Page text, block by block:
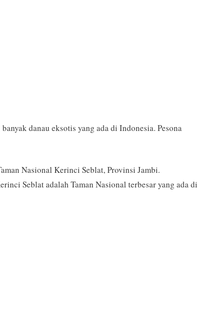
danau eksotis yang ada di Indonesia. Pesona
Nasional Kerinci Seblat, Provinsi Jambi.
Seblat adalah Taman Nasional terbesar yang ada di